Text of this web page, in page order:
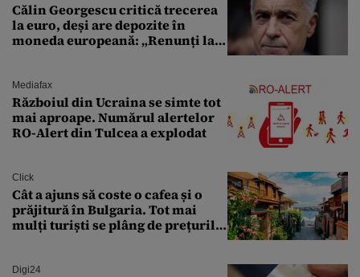
Călin Georgescu critică trecerea
la euro, deși are depozite în
moneda europeană: „Renunți la
Mediafax
Războiul din Ucraina se simte tot
mai aproape. Numărul alertelor
RO-Alert din Tulcea a explodat
Click
Cât a ajuns să coste o cafea și o
prăjitură în Bulgaria. Tot mai
mulți turiști se plâng de prețurile
Digi24